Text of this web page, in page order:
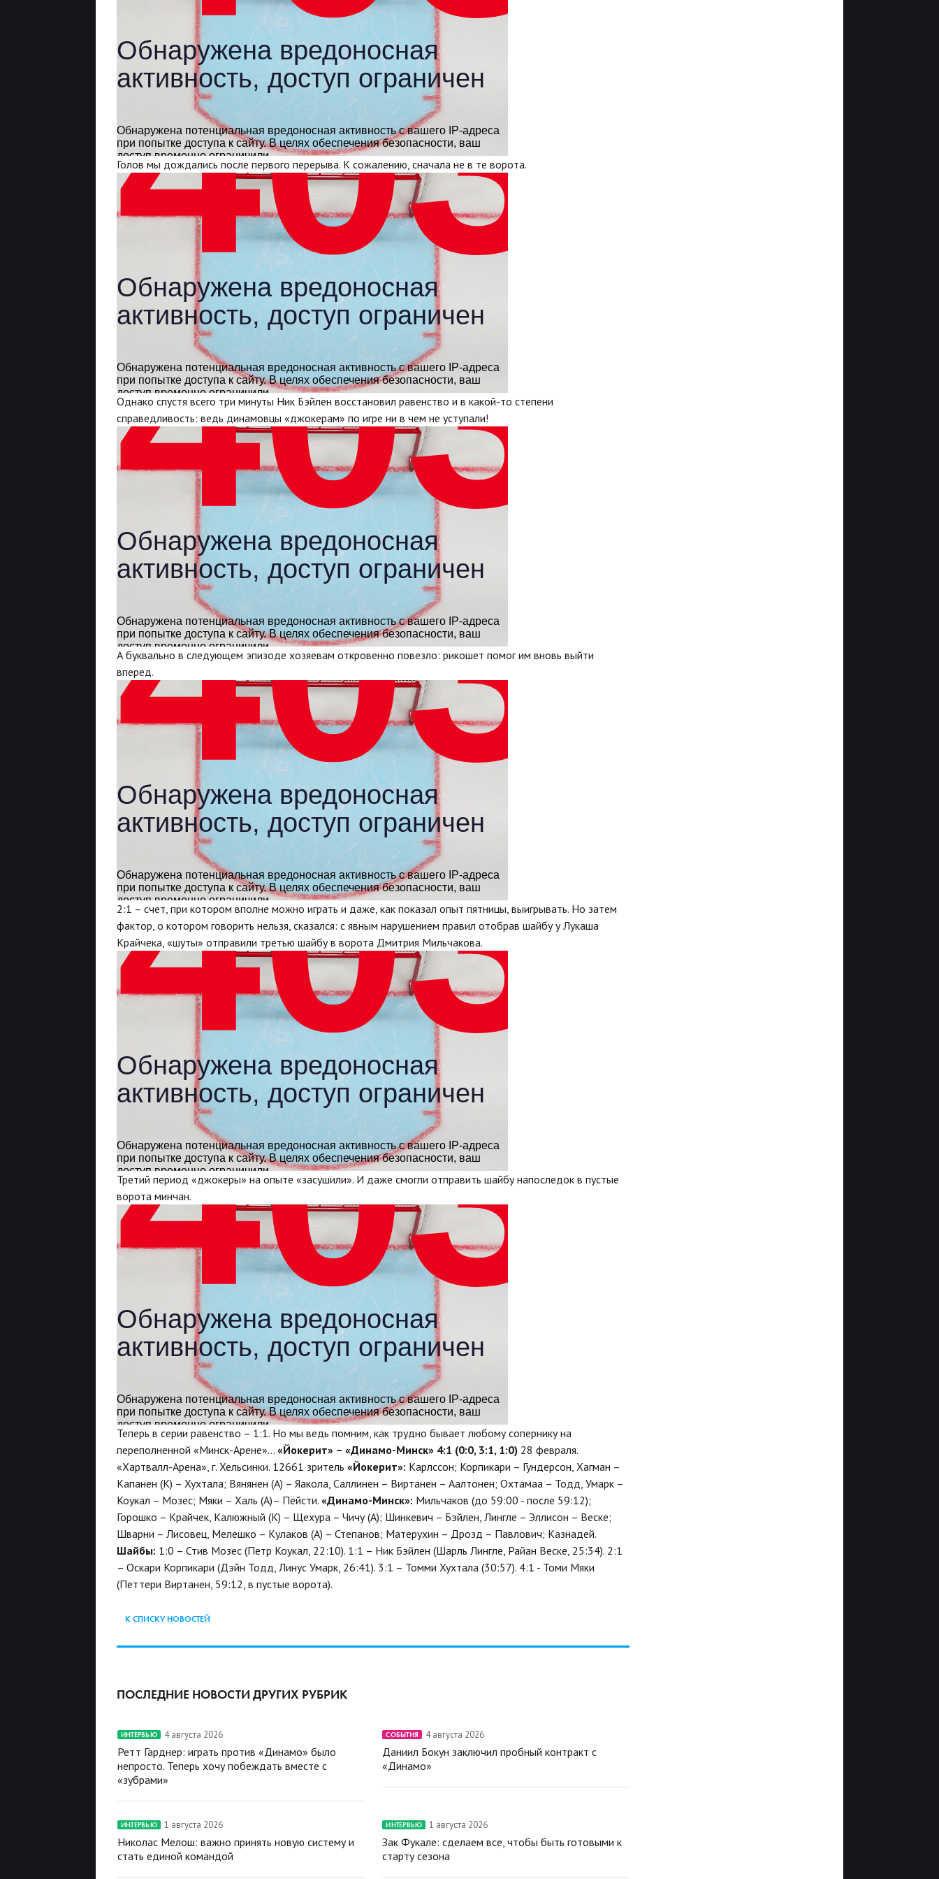
Голов мы дождались после первого перерыва. К сожалению, сначала не в те ворота.
Однако спустя всего три минуты Ник Бэйлен восстановил равенство и в какой-то степени
справедливость: ведь динамовцы «джокерам» по игре ни в чем не уступали!
А буквально в следующем эпизоде хозяевам откровенно повезло: рикошет помог им вновь выйти
вперед.
2:1 – счет, при котором вполне можно играть и даже, как показал опыт пятницы, выигрывать. Но затем
фактор, о котором говорить нельзя, сказался: с явным нарушением правил отобрав шайбу у Лукаша
Крайчека, «шуты» отправили третью шайбу в ворота Дмитрия Мильчакова.
Третий период «джокеры» на опыте «засушили». И даже смогли отправить шайбу напоследок в пустые
ворота минчан.
Теперь в серии равенство – 1:1. Но мы ведь помним, как трудно бывает любому сопернику на
переполненной «Минск-Арене»… «Йокерит» – «Динамо-Минск» 4:1 (0:0, 3:1, 1:0) 28 февраля.
«Хартвалл-Арена», г. Хельсинки. 12661 зритель «Йокерит»: Карлссон; Корпикари – Гундерсон, Хагман –
Капанен (К) – Хухтала; Вянянен (А) – Яакола, Саллинен – Виртанен – Аалтонен; Охтамаа – Тодд, Умарк –
Коукал – Мозес; Мяки – Халь (А)– Пёйсти. «Динамо-Минск»: Мильчаков (до 59:00 - после 59:12);
Горошко – Крайчек, Калюжный (К) – Щехура – Чичу (А); Шинкевич – Бэйлен, Лингле – Эллисон – Веске;
Шварни – Лисовец, Мелешко – Кулаков (А) – Степанов; Матерухин – Дрозд – Павлович; Казнадей.
Шайбы: 1:0 – Стив Мозес (Петр Коукал, 22:10). 1:1 – Ник Бэйлен (Шарль Лингле, Райан Веске, 25:34). 2:1
– Оскари Корпикари (Дэйн Тодд, Линус Умарк, 26:41). 3:1 – Томми Хухтала (30:57). 4:1 - Томи Мяки
(Петтери Виртанен, 59:12, в пустые ворота).
К СПИСКУ НОВОСТЕЙ
ПОСЛЕДНИЕ НОВОСТИ ДРУГИХ РУБРИК
ИНТЕРВЬЮ 4 августа 2026
Ретт Гарднер: играть против «Динамо» было
непросто. Теперь хочу побеждать вместе с
«зубрами»
СОБЫТИЯ 4 августа 2026
Даниил Бокун заключил пробный контракт с
«Динамо»
ИНТЕРВЬЮ 1 августа 2026
Николас Мелош: важно принять новую систему и
стать единой командой
ИНТЕРВЬЮ 1 августа 2026
Зак Фукале: сделаем все, чтобы быть готовыми к
старту сезона